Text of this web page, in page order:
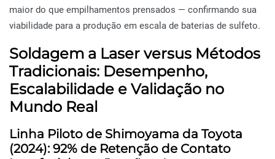
maior do que empilhamentos prensados — confirmando sua
viabilidade para a produção em escala de baterias de sulfeto.
Soldagem a Laser versus Métodos
Tradicionais: Desempenho,
Escalabilidade e Validação no
Mundo Real
Linha Piloto de Shimoyama da Toyota
(2024): 92% de Retenção de Contato